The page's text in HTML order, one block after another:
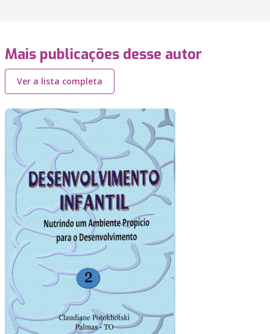
Mais publicações desse autor
Ver a lista completa